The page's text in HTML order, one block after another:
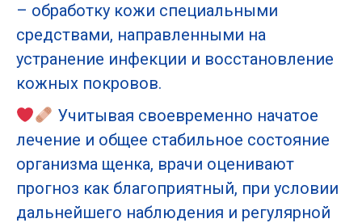
– обработку кожи специальными
средствами, направленными на
устранение инфекции и восстановление
кожных покровов.
Учитывая своевременно начатое
лечение и общее стабильное состояние
организма щенка, врачи оценивают
прогноз как благоприятный, при условии
дальнейшего наблюдения и регулярной